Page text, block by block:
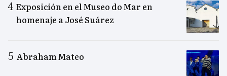
Exposición en el Museo do Mar en
homenaje a José Suárez
Abraham Mateo